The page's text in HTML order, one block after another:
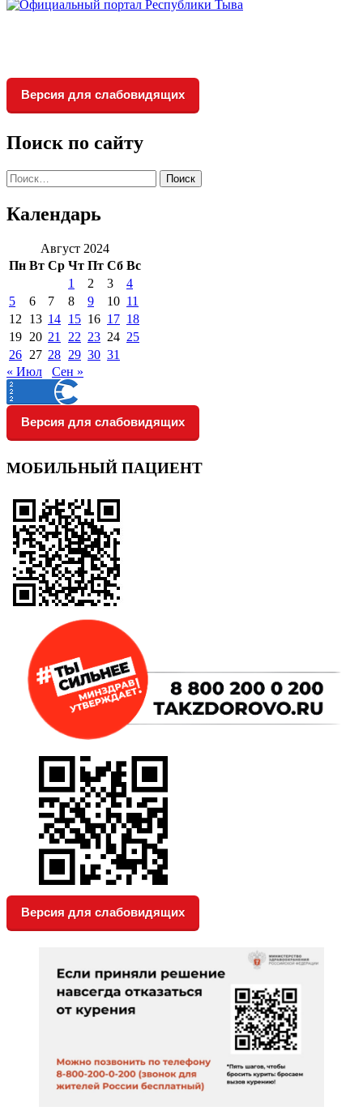
Версия для слабовидящих
Поиск по сайту
Найти:
Календарь
Август 2024
Пн Вт Ср Чт Пт Сб Вс
1
2 3
4
5
6 7 8 9 10 11
12
13 14 15 16 17 18
19 20 21 22 23 24 25
26 27 28 29 30 31
« Июл
Сен »
Версия для слабовидящих
МОБИЛЬНЫЙ ПАЦИЕНТ
Версия для слабовидящих